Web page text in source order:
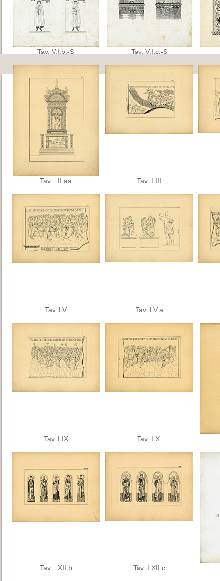
Tav. V.I.b.-S Tav. V.I.c.-S
Tav. LII.aa Tav. LIII
Tav. LV Tav. LV.a
Tav. LIX Tav. LX.
Tav. LXII.b Tav. LXII.c